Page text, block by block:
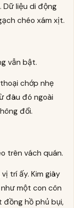
Dữ liệu di động
chéo xám xịt.
vẫn bật.
chớp nhẹ
đâu đó ngoài
đổi.
trên vách quán.
trí ấy. Kim giây
một con côn
đồng hồ phủ bụi,